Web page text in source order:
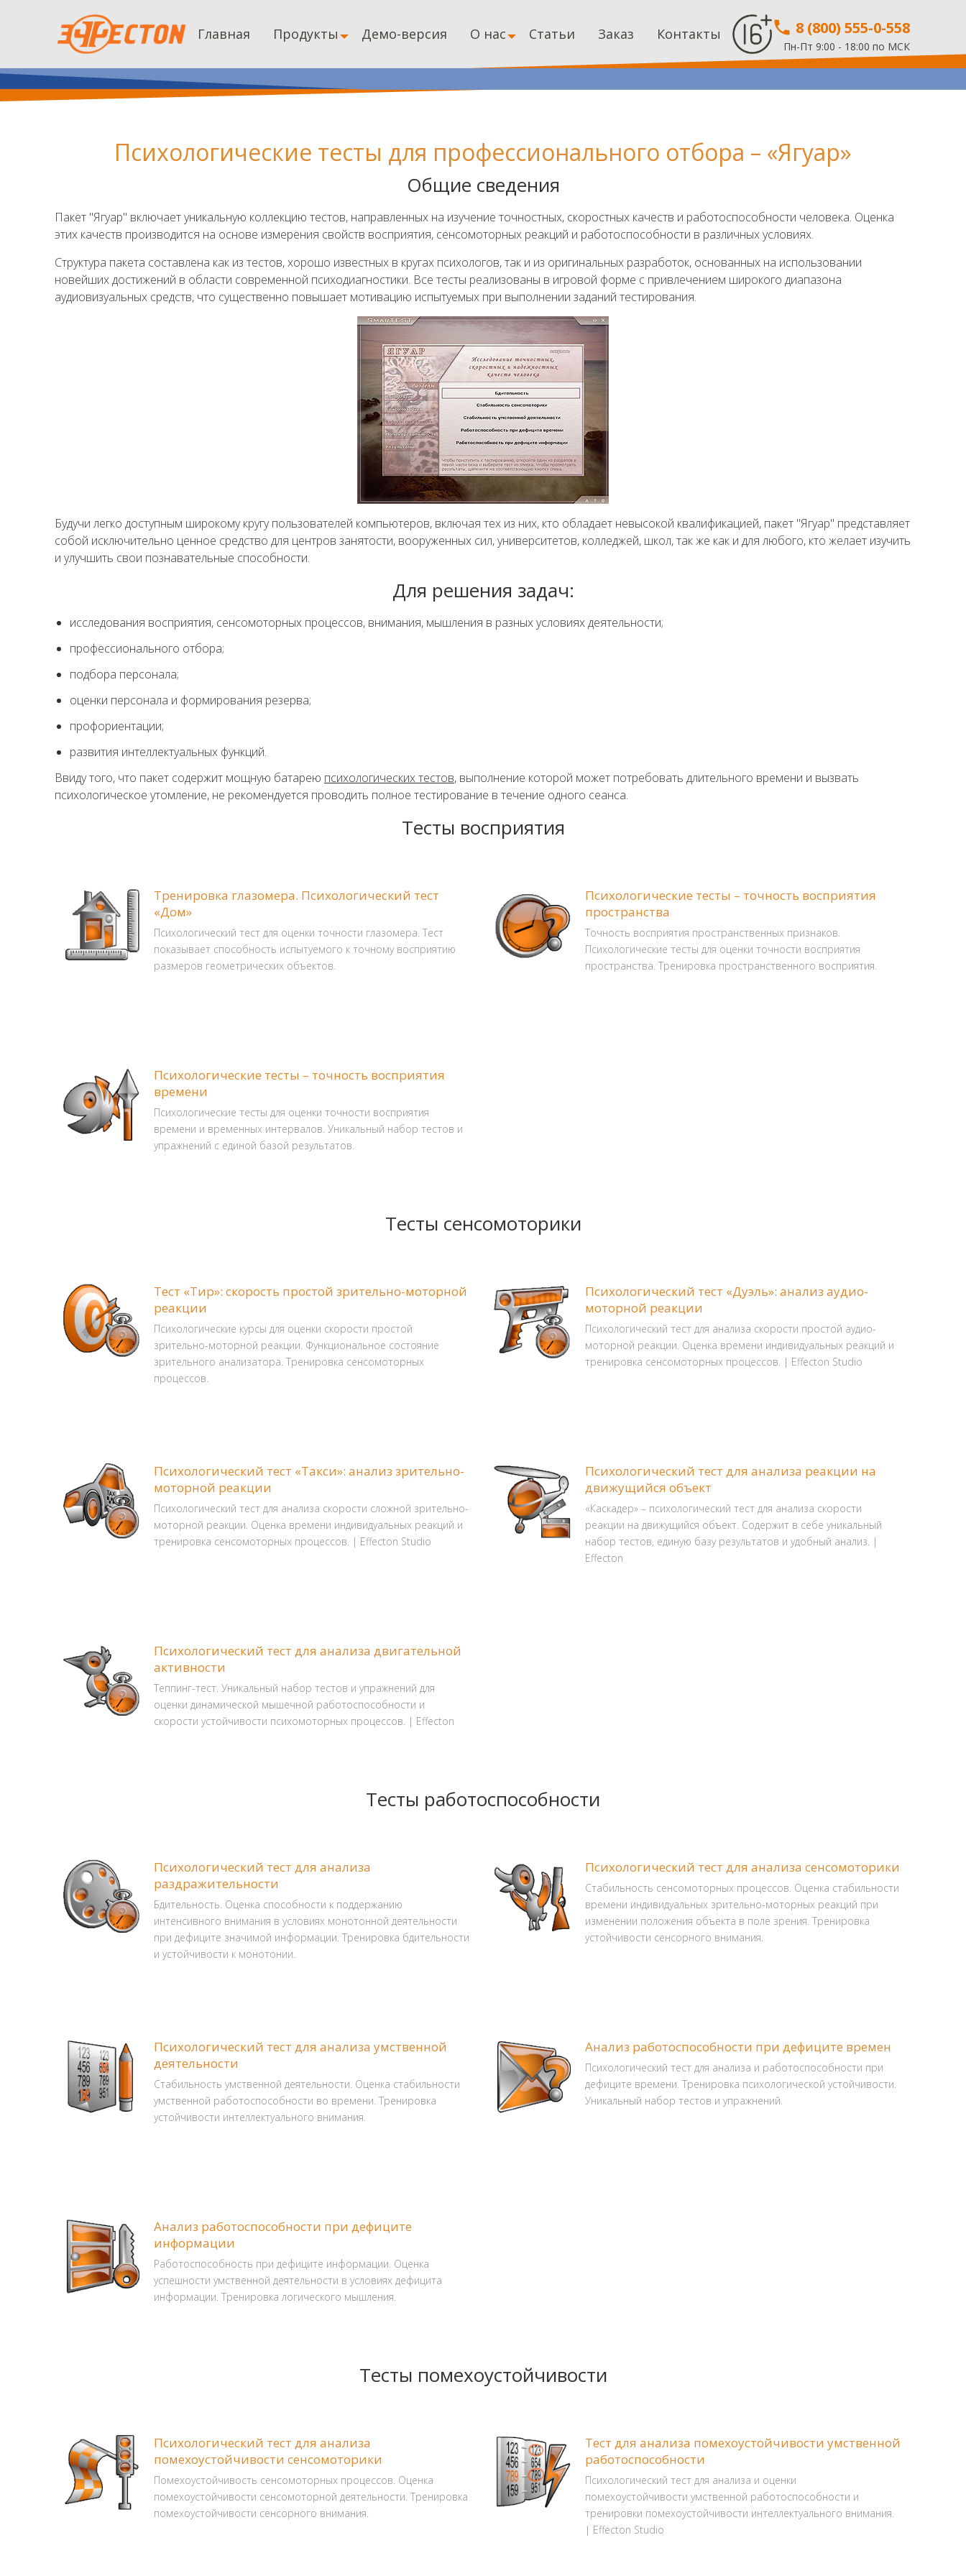
Главная Продукты Демо-версия О нас Статьи Заказ Контакты 8 (800) 555-0-558
Пн-Пт 9:00 - 18:00 по МСК
Психологические тесты для профессионального отбора – «Ягуар»
Общие сведения
Пакет "Ягуар" включает уникальную коллекцию тестов, направленных на изучение точностных, скоростных качеств и работоспособности человека. Оценка
этих качеств производится на основе измерения свойств восприятия, сенсомоторных реакций и работоспособности в различных условиях.
Структура пакета составлена как из тестов, хорошо известных в кругах психологов, так и из оригинальных разработок, основанных на использовании
новейших достижений в области современной психодиагностики. Все тесты реализованы в игровой форме с привлечением широкого диапазона
аудиовизуальных средств, что существенно повышает мотивацию испытуемых при выполнении заданий тестирования.
Будучи легко доступным широкому кругу пользователей компьютеров, включая тех из них, кто обладает невысокой квалификацией, пакет "Ягуар" представляет
собой исключительно ценное средство для центров занятости, вооруженных сил, университетов, колледжей, школ, так же как и для любого, кто желает изучить
и улучшить свои познавательные способности.
Для решения задач:
исследования восприятия, сенсомоторных процессов, внимания, мышления в разных условиях деятельности;
профессионального отбора;
подбора персонала;
оценки персонала и формирования резерва;
профориентации;
развития интеллектуальных функций.
Ввиду того, что пакет содержит мощную батарею психологических тестов, выполнение которой может потребовать длительного времени и вызвать
психологическое утомление, не рекомендуется проводить полное тестирование в течение одного сеанса.
Тесты восприятия
Тренировка глазомера. Психологический тест
«Дом»
Психологический тест для оценки точности глазомера. Тест
показывает способность испытуемого к точному восприятию
размеров геометрических объектов.
Психологические тесты – точность восприятия
пространства
Точность восприятия пространственных признаков.
Психологические тесты для оценки точности восприятия
пространства. Тренировка пространственного восприятия.
Психологические тесты – точность восприятия
времени
Психологические тесты для оценки точности восприятия
времени и временных интервалов. Уникальный набор тестов и
упражнений с единой базой результатов.
Тесты сенсомоторики
Тест «Тир»: скорость простой зрительно-моторной
реакции
Психологические курсы для оценки скорости простой
зрительно-моторной реакции. Функциональное состояние
зрительного анализатора. Тренировка сенсомоторных
процессов.
Психологический тест «Дуэль»: анализ аудио-
моторной реакции
Психологический тест для анализа скорости простой аудио-
моторной реакции. Оценка времени индивидуальных реакций и
тренировка сенсомоторных процессов. | Effecton Studio
Психологический тест «Такси»: анализ зрительно-
моторной реакции
Психологический тест для анализа скорости сложной зрительно-
моторной реакции. Оценка времени индивидуальных реакций и
тренировка сенсомоторных процессов. | Effecton Studio
Психологический тест для анализа реакции на
движущийся объект
«Каскадер» – психологический тест для анализа скорости
реакции на движущийся объект. Содержит в себе уникальный
набор тестов, единую базу результатов и удобный анализ. |
Effecton
Психологический тест для анализа двигательной
активности
Теппинг-тест. Уникальный набор тестов и упражнений для
оценки динамической мышечной работоспособности и
скорости устойчивости психомоторных процессов. | Effecton
Тесты работоспособности
Психологический тест для анализа
раздражительности
Бдительность. Оценка способности к поддержанию
интенсивного внимания в условиях монотонной деятельности
при дефиците значимой информации. Тренировка бдительности
и устойчивости к монотонии.
Психологический тест для анализа сенсомоторики
Стабильность сенсомоторных процессов. Оценка стабильности
времени индивидуальных зрительно-моторных реакций при
изменении положения объекта в поле зрения. Тренировка
устойчивости сенсорного внимания.
Психологический тест для анализа умственной
деятельности
Стабильность умственной деятельности. Оценка стабильности
умственной работоспособности во времени. Тренировка
устойчивости интеллектуального внимания.
Анализ работоспособности при дефиците времен
Психологический тест для анализа и работоспособности при
дефиците времени. Тренировка психологической устойчивости.
Уникальный набор тестов и упражнений.
Анализ работоспособности при дефиците
информации
Работоспособность при дефиците информации. Оценка
успешности умственной деятельности в условиях дефицита
информации. Тренировка логического мышления.
Тесты помехоустойчивости
Психологический тест для анализа
помехоустойчивости сенсомоторики
Помехоустойчивость сенсомоторных процессов. Оценка
помехоустойчивости сенсомоторной деятельности. Тренировка
помехоустойчивости сенсорного внимания.
Тест для анализа помехоустойчивости умственной
работоспособности
Психологический тест для анализа и оценки
помехоустойчивости умственной работоспособности и
тренировки помехоустойчивости интеллектуального внимания.
| Effecton Studio